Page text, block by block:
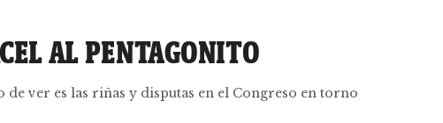
AL PENTAGONITO
de ver es las riñas y disputas en el Congreso en torno